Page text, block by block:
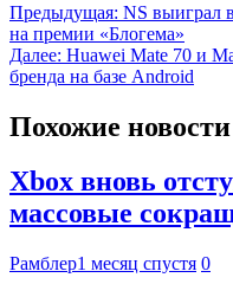
Предыдущая: NS выиграл
на премии «Блогема»
Далее: Huawei Mate 70 и
бренда на базе Android
Похожие новости
Xbox вновь
массовые
Рамблер1 месяц спустя 0